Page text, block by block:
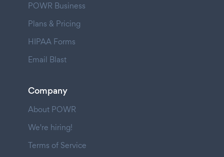
POWR Business
Plans & Pricing
HIPAA Forms
Email Blast
Company
About POWR
We're hiring!
Terms of Service